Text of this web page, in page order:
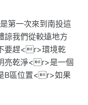
第一次來到南投這
我們從較遠地方
要趕<r>環境乾
亮乾淨<r>是一個
B區位置<r>如果